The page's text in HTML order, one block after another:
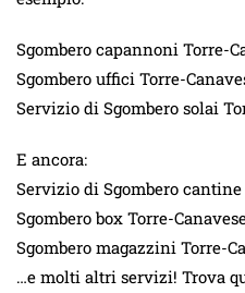
Sgombero capannoni Torre-
Sgombero uffici Torre-
Servizio di Sgombero solai
E ancora:
Servizio di Sgombero cantine
Sgombero box Torre-
Sgombero magazzini Torre-
…e molti altri servizi! Trova